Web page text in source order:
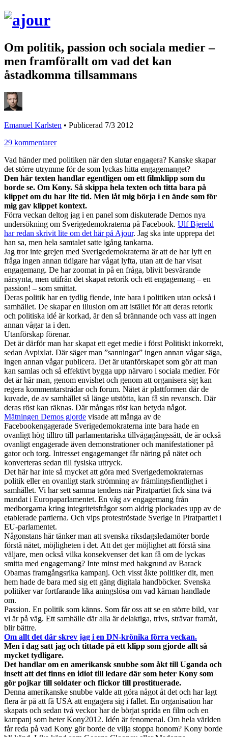
Om politik, passion och sociala medier –
men framförallt om vad det kan
åstadkomma tillsammans
Emanuel Karlsten • Publicerad 7/3 2012
29 kommentarer
Vad händer med politiken när den slutar engagera? Kanske skapar
det större utrymme för de som lyckas hitta engagemanget?
Den här texten handlar egentligen om ett filmklipp som du
borde se. Om Kony. Så skippa hela texten och titta bara på
klippet om du har lite tid. Men låt mig börja i en ände som för
mig gav klippet kontext.
Förra veckan deltog jag i en panel som diskuterade Demos nya
undersökning om Sverigedemokraterna på Facebook. Ulf Bjereld
har redan skrivit lite om det här på Ajour. Jag ska inte upprepa det
han sa, men hela samtalet satte igång tankarna.
Jag tror inte grejen med Sverigedemokraterna är att de har lyft en
fråga ingen annan tidigare har vågat lyfta, utan att de har visat
engagemang. De har zoomat in på en fråga, blivit besvärande
närsynta, men utifrån det skapat retorik och ett engagemang – en
passion! – som smittat.
Deras politik har en tydlig fiende, inte bara i politiken utan också i
samhället. De skapar en illusion om att istället för att deras retorik
och politiska idé är korkad, är den så brännande och vass att ingen
annan vågar ta i den.
Utanförskap förenar.
Det är därför man har skapat ett eget medie i först Politiskt inkorrekt,
sedan Avpixlat. Där säger man ”sanningar” ingen annan vågar säga,
ingen annan vågar publicera. Det är utanförskapet som gör att man
kan samlas och så effektivt bygga upp närvaro i sociala medier. För
det är här man, genom envishet och genom att organisera sig kan
regera kommentarstrådar och forum. Nätet är plattformen där de
kuvade, de av samhället så länge utstötta, kan få sin revansch. Där
deras röst kan räknas. Där mångas röst kan betyda något.
Mätningen Demos gjorde visade att många av de
Facebookengagerade Sverigedemokraterna inte bara hade en
ovanligt hög tilltro till parlamentariska tillvägagångssätt, de är också
ovanligt engagerade även demonstrationer och manifestationer på
gator och torg. Intresset engagemanget får näring på nätet och
konverteras sedan till fysiska uttryck.
Det här har inte så mycket att göra med Sverigedemokraternas
politik eller en ovanligt stark strömning av främlingsfientlighet i
samhället. Vi har sett samma tendens när Piratpartiet fick sina två
mandat i Europaparlamentet. En våg av engagemang från
medborgarna kring integritetsfrågor som aldrig plockades upp av de
etablerade partierna. Och vips proteströstade Sverige in Piratpartiet i
EU-parlamentet.
Någonstans här tänker man att svenska riksdagsledamöter borde
förstå nätet, möjligheten i det. Att det ger möjlighet att förstå sina
väljare, men också vilka konsekvenser det kan få om de lyckas
smitta med engagemang? Inte minst med bakgrund av Barack
Obamas framgångsrika kampanj. Och visst åkte politiker dit, men
hem hade de bara med sig ett gäng digitala handböcker. Svenska
politiker var fortfarande lika aningslösa om vad kärnan handlade
om.
Passion. En politik som känns. Som får oss att se en större bild, var
vi är på väg. Ett samhälle där alla är delaktiga, trivs, strävar framåt,
blir bättre.
Om allt det där skrev jag i en DN-krönika förra veckan.
Men i dag satt jag och tittade på ett klipp som gjorde allt så
mycket tydligare.
Det handlar om en amerikansk snubbe som åkt till Uganda och
insett att det finns en idiot till ledare där som heter Kony som
gör pojkar till soldater och flickor till prostituerade.
Denna amerikanske snubbe valde att göra något åt det och har lagt
flera år på att få USA att engagera sig i fallet. En organisation har
skapats och sedan två veckor har de börjat sprida en film och en
kampanj som heter Kony2012. Idén är fenomenal. Om hela världen
får reda på vad Kony gör borde de vilja stoppa honom? Kony borde